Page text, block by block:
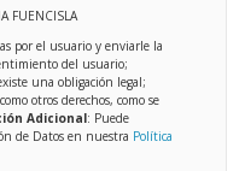
FUENCISLA
por el usuario y enviarle la
del usuario;
una obligación legal;
otros derechos, como se
Adicional: Puede
de Datos en nuestra Política